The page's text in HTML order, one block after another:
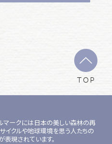
TOP
マークには日本の美しい森林の再
イクルや地球環境を思う人たちの
現されています。